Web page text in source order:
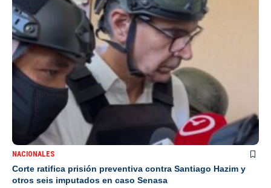
NACIONALES
Corte ratifica prisión preventiva contra Santiago Hazim y
otros seis imputados en caso Senasa